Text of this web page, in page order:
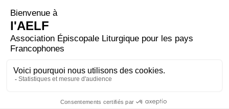
ORAISON
Dieu puissant de qui vient tout don parfait, enracine en
nos cœurs l'amour de ton nom ; resserre nos liens avec
nous avec sollicitude, pour protéger ce que tu as fait
grandir.